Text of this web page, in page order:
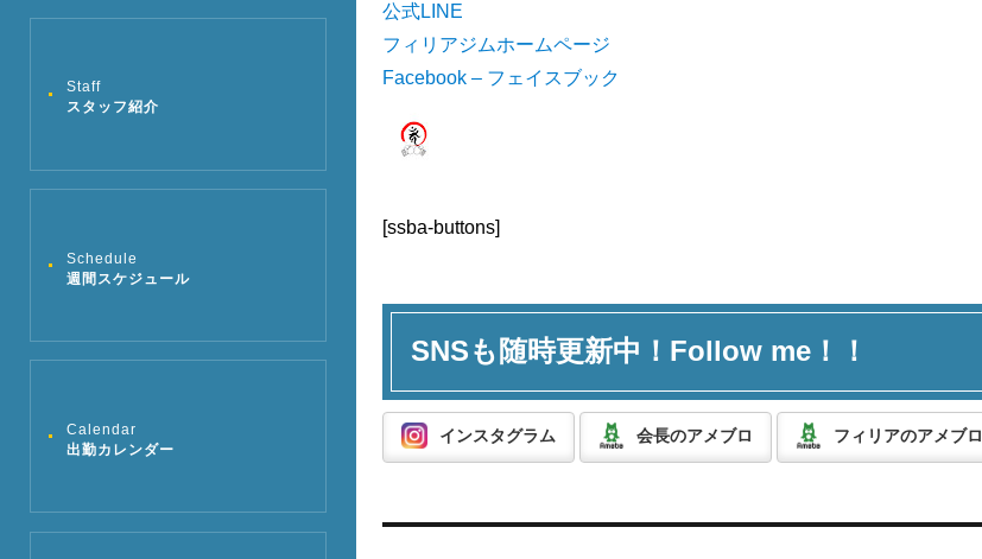
Staff
スタッフ紹介
Schedule
週間スケジュール
Calendar
出勤カレンダー
公式LINE
フィリアジムホームページ
Facebook – フェイスブック
[ssba-buttons]
SNSも随時更新中！Follow me！！
インスタグラム 会長のアメブロ フィリアのアメブロ